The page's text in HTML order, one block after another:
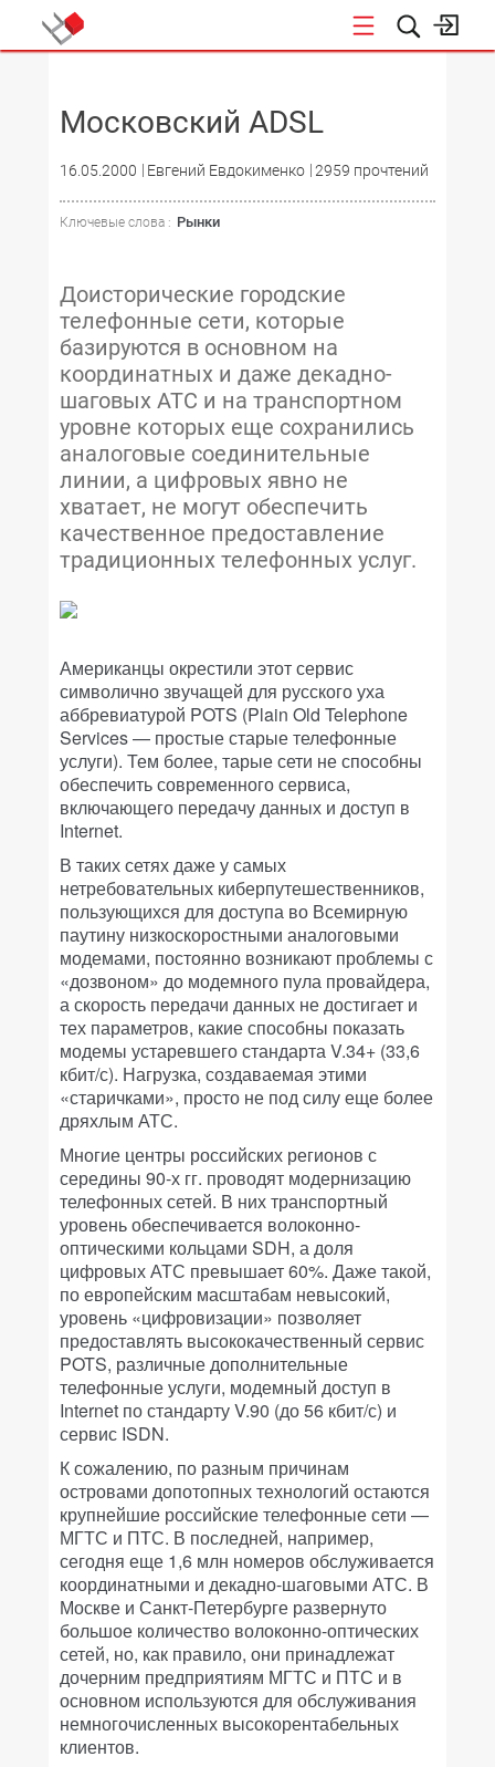
Московский ADSL
16.05.2000 Евгений Евдокименко 2959 прочтений
Ключевые слова : Рынки
Доисторические городские
телефонные сети, которые
базируются в основном на
координатных и даже декадно-
шаговых АТС и на транспортном
уровне которых еще сохранились
аналоговые соединительные
линии, а цифровых явно не
хватает, не могут обеспечить
качественное предоставление
традиционных телефонных услуг.
Американцы окрестили этот сервис
символично звучащей для русского уха
аббревиатурой POTS (Plain Old Telephone
Services — простые старые телефонные
услуги). Тем более, тарые сети не способны
обеспечить современного сервиса,
включающего передачу данных и доступ в
Internet.
В таких сетях даже у самых
нетребовательных киберпутешественников,
пользующихся для доступа во Всемирную
паутину низкоскоростными аналоговыми
модемами, постоянно возникают проблемы с
«дозвоном» до модемного пула провайдера,
а скорость передачи данных не достигает и
тех параметров, какие способны показать
модемы устаревшего стандарта V.34+ (33,6
кбит/с). Нагрузка, создаваемая этими
«старичками», просто не под силу еще более
дряхлым АТС.
Многие центры российских регионов с
середины 90-х гг. проводят модернизацию
телефонных сетей. В них транспортный
уровень обеспечивается волоконно-
оптическими кольцами SDH, а доля
цифровых АТС превышает 60%. Даже такой,
по европейским масштабам невысокий,
уровень «цифровизации» позволяет
предоставлять высококачественный сервис
POTS, различные дополнительные
телефонные услуги, модемный доступ в
Internet по стандарту V.90 (до 56 кбит/с) и
сервис ISDN.
К сожалению, по разным причинам
островами допотопных технологий остаются
крупнейшие российские телефонные сети —
МГТС и ПТС. В последней, например,
сегодня еще 1,6 млн номеров обслуживается
координатными и декадно-шаговыми АТС. В
Москве и Санкт-Петербурге развернуто
большое количество волоконно-оптических
сетей, но, как правило, они принадлежат
дочерним предприятиям МГТС и ПТС и в
основном используются для обслуживания
немногочисленных высокорентабельных
клиентов.